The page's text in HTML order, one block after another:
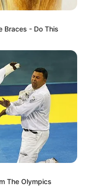
ณฑ์จะได้ที่ดิน
ตจะมีความมั่นคง ที่
น ได้ที่ดินราคาถูกแต่
จได้จากครอบครัว
Braces - Do This
The Olympics